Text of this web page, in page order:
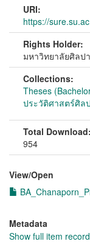
URI:
https://
Rights Holder:
มหาวิทยาลัยศิลป
Collections:
Theses
ประวัติศาสตร์ศิล
Total Download:
954
View/Open
Metadata
Show full item record